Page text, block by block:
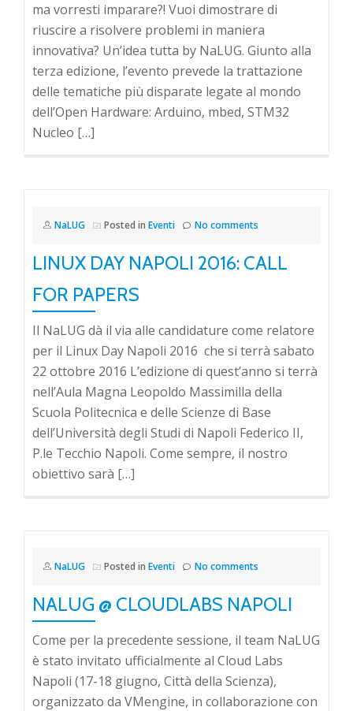
ma vorresti imparare?! Vuoi dimostrare di
riuscire a risolvere problemi in maniera
innovativa? Un’idea tutta by NaLUG. Giunto alla
terza edizione, l’evento prevede la trattazione
delle tematiche più disparate legate al mondo
dell’Open Hardware: Arduino, mbed, STM32
Nucleo […]
NaLUG Posted in Eventi No comments
LINUX DAY NAPOLI 2016: CALL
FOR PAPERS
Il NaLUG dà il via alle candidature come relatore
per il Linux Day Napoli 2016 che si terrà sabato
22 ottobre 2016 L’edizione di quest’anno si terrà
nell’Aula Magna Leopoldo Massimilla della
Scuola Politecnica e delle Scienze di Base
dell’Università degli Studi di Napoli Federico II,
P.le Tecchio Napoli. Come sempre, il nostro
obiettivo sarà […]
NaLUG Posted in Eventi No comments
NALUG @ CLOUDLABS NAPOLI
Come per la precedente sessione, il team NaLUG
è stato invitato ufficialmente al Cloud Labs
Napoli (17-18 giugno, Città della Scienza),
organizzato da VMengine, in collaborazione con